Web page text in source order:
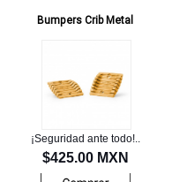
Bumpers Crib Metal
¡Seguridad ante todo!..
$425.00 MXN